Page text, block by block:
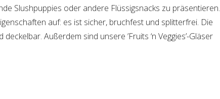
Slushpuppies oder andere Flüssigsnacks zu präsentieren.
auf: es ist sicher, bruchfest und splitterfrei. Die
Außerdem sind unsere ’Fruits ‘n Veggies’-Gläser